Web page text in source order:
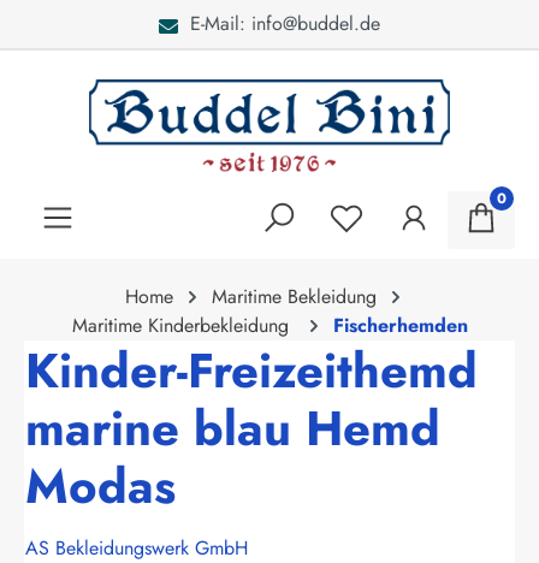
E-Mail: info@buddel.de
0
Home
Maritime Bekleidung
Maritime Kinderbekleidung
Fischerhemden
Kinder-Freizeithemd
marine blau Hemd
Modas
AS Bekleidungswerk GmbH